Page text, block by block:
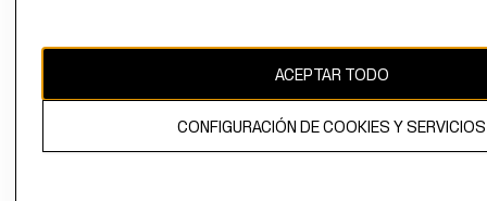
El contenido de esta página web está protegido por copyright y es
propiedad de H&M Hennes & Mauritz AB.ACEPTAR TODO
CONFIGURACIÓN DE COOKIES Y SERVICIOS